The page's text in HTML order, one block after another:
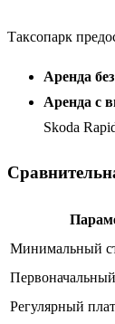
Таксопарк
Аренда
Аренда с
Skoda
Минимальный
Регулярный